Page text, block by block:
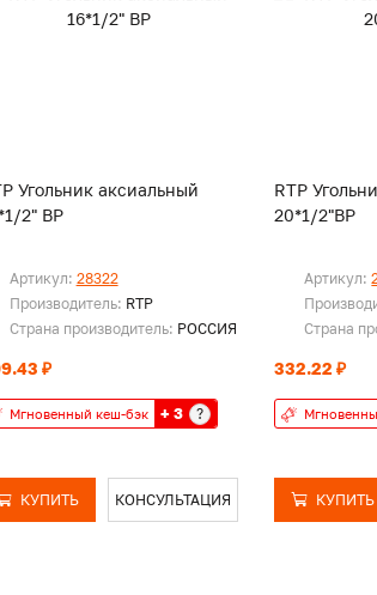
Угольник аксиальный
2" ВР
Артикул: 28322
Производитель: RTP
Страна производитель: РОССИЯ
₽
Мгновенный кеш-бэк + 3 ?
КУПИТЬ КОНСУЛЬТАЦИЯ
RTP
20*1/2"ВР
Артикул:
Страна
332.22 ₽
КУПИТЬ